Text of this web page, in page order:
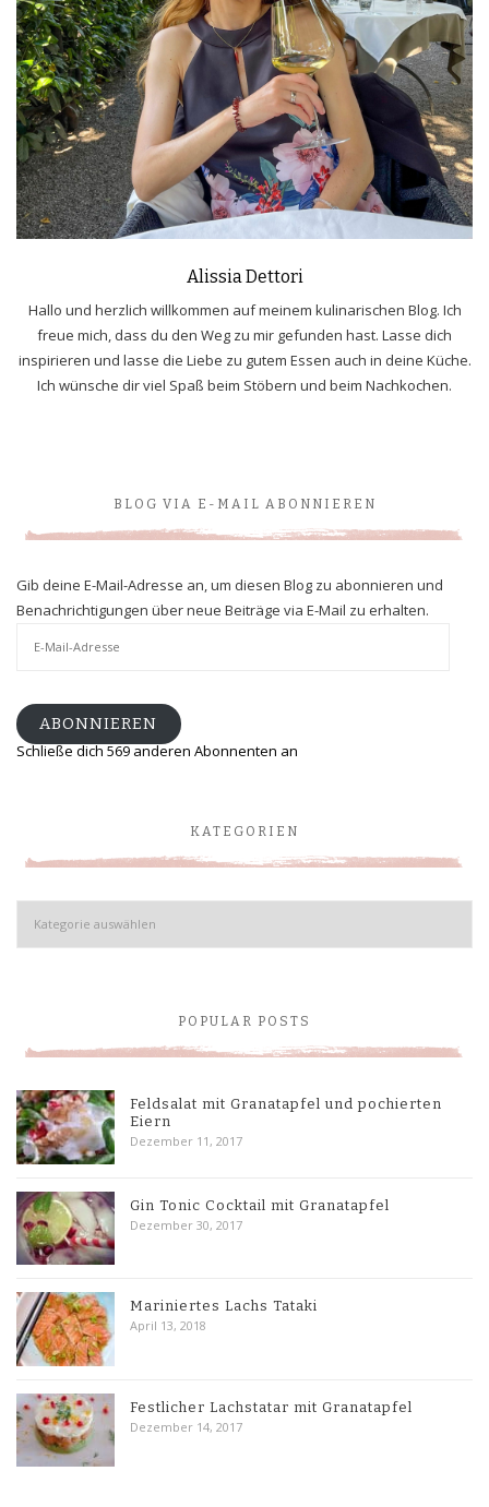
Alissia Dettori
Hallo und herzlich willkommen auf meinem kulinarischen Blog. Ich
freue mich, dass du den Weg zu mir gefunden hast. Lasse dich
inspirieren und lasse die Liebe zu gutem Essen auch in deine Küche.
Ich wünsche dir viel Spaß beim Stöbern und beim Nachkochen.
BLOG VIA E-MAIL ABONNIEREN
Gib deine E-Mail-Adresse an, um diesen Blog zu abonnieren und
Benachrichtigungen über neue Beiträge via E-Mail zu erhalten.
ABONNIEREN
Schließe dich 569 anderen Abonnenten an
KATEGORIEN
Kategorien
POPULAR POSTS
Feldsalat mit Granatapfel und pochierten
Eiern
Dezember 11, 2017
Gin Tonic Cocktail mit Granatapfel
Dezember 30, 2017
Mariniertes Lachs Tataki
April 13, 2018
Festlicher Lachstatar mit Granatapfel
Dezember 14, 2017